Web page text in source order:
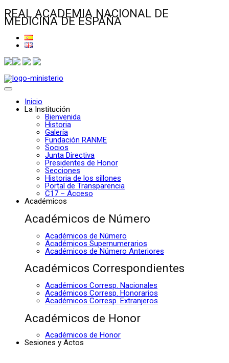
REAL ACADEMIA NACIONAL DE
MEDICINA DE ESPAÑA
Inicio
La Institución
Bienvenida
Historia
Galería
Fundación RANME
Socios
Junta Directiva
Presidentes de Honor
Secciones
Historia de los sillones
Portal de Transparencia
C17 – Acceso
Académicos
Académicos de Número
Académicos de Número
Académicos Supernumerarios
Académicos de Número Anteriores
Académicos Correspondientes
Académicos Corresp. Nacionales
Académicos Corresp. Honorarios
Académicos Corresp. Extranjeros
Académicos de Honor
Académicos de Honor
Sesiones y Actos